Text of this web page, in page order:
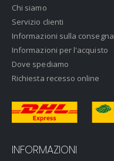
Chi siamo
Servizio clienti
Informazioni sulla consegna
Informazioni per l'acquisto
Dove spediamo
Richiesta recesso online
INFORMAZIONI